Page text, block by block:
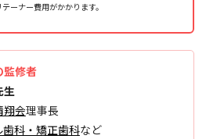
ーナー費⽤がかかります。
監修者
生
翔会理事長
科・矯正歯科など